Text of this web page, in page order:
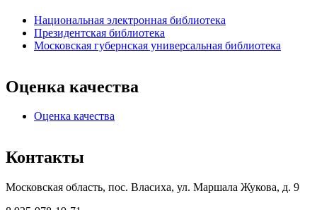
Национальная электронная библиотека
Президентская библиотека
Московская губернская универсальная библиотека
Оценка качества
Оценка качества
Контакты
Московская область, пос. Власиха, ул. Маршала Жукова, д. 9